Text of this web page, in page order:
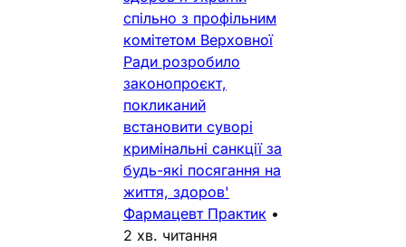
спільно з профільним
комітетом Верховної
Ради розробило
законопроєкт,
покликаний
встановити суворі
кримінальні санкції за
будь-які посягання на
життя, здоров'
Фармацевт Практик •
2 хв. читання